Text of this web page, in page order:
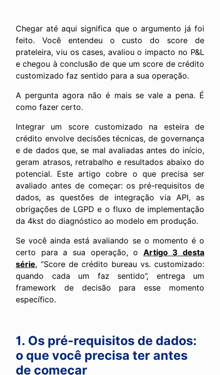
Chegar até aqui significa que o argumento já foi
feito. Você entendeu o custo do score de
prateleira, viu os cases, avaliou o impacto no P&L
e chegou à conclusão de que um score de crédito
customizado faz sentido para a sua operação.
A pergunta agora não é mais se vale a pena. É
como fazer certo.
Integrar um score customizado na esteira de
crédito envolve decisões técnicas, de governança
e de dados que, se mal avaliadas antes do início,
geram atrasos, retrabalho e resultados abaixo do
potencial. Este artigo cobre o que precisa ser
avaliado antes de começar: os pré-requisitos de
dados, as questões de integração via API, as
obrigações de LGPD e o fluxo de implementação
da 4kst do diagnóstico ao modelo em produção.
Se você ainda está avaliando se o momento é o
certo para a sua operação, o Artigo 3 desta
série, “Score de crédito bureau vs. customizado:
quando cada um faz sentido”, entrega um
framework de decisão para esse momento
específico.
1. Os pré-requisitos de dados:
o que você precisa ter antes
de começar